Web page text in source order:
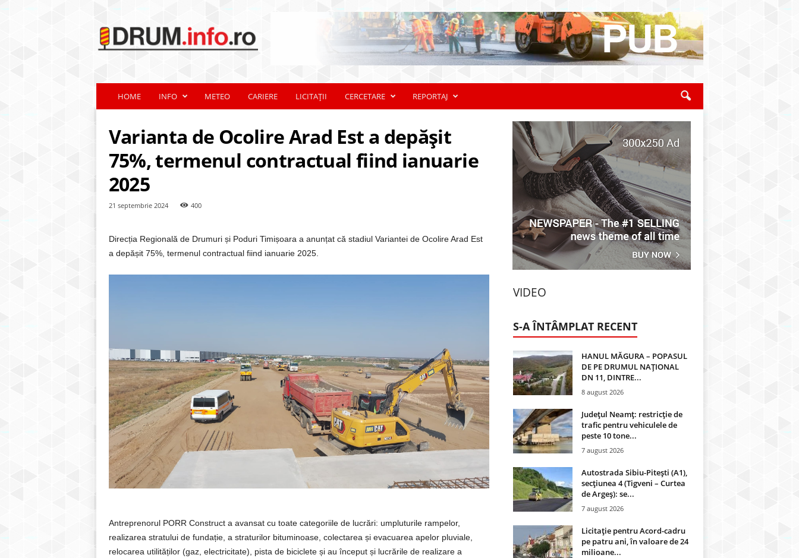
m
n
o
HOME INFO METEO CARIERE LICITAȚII CERCETARE REPORTAJ
Varianta de Ocolire Arad Est a depășit
75%, termenul contractual fiind ianuarie
2025
21 septembrie 2024 400
Direcția Regională de Drumuri și Poduri Timișoara a anunțat că stadiul Variantei de Ocolire Arad Est
a depășit 75%, termenul contractual fiind ianuarie 2025.
Antreprenorul PORR Construct a avansat cu toate categoriile de lucrări: umpluturile rampelor,
realizarea stratului de fundație, a straturilor bituminoase, colectarea și evacuarea apelor pluviale,
relocarea utilităților (gaz, electricitate), pista de biciclete și au început și lucrările de realizare a
VIDEO
S-A ÎNTÂMPLAT RECENT
HANUL MĂGURA – POPASUL
DE PE DRUMUL NAȚIONAL
DN 11, DINTRE...
8 august 2026
Județul Neamț: restricție de
trafic pentru vehiculele de
peste 10 tone...
7 august 2026
Autostrada Sibiu-Pitești (A1),
secțiunea 4 (Tigveni – Curtea
de Argeș): se...
7 august 2026
Licitație pentru Acord-cadru
pe patru ani, în valoare de 24
milioane...